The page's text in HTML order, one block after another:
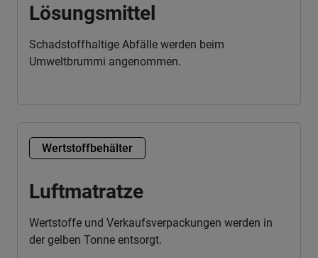
Lösungsmittel
Schadstoffhaltige Abfälle werden beim
Umweltbrummi angenommen.
Wertstoffbehälter
Luftmatratze
Wertstoffe und Verkaufsverpackungen werden in
der gelben Tonne entsorgt.